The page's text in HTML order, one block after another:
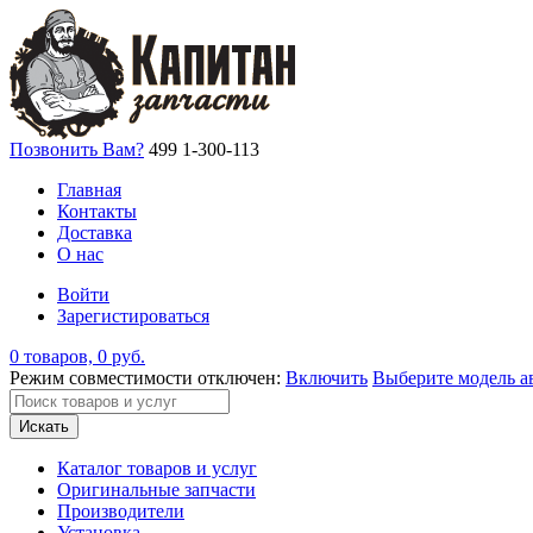
Позвонить Вам? 499 1-300-113
Главная
Контакты
Доставка
О нас
Войти
Зарегистироваться
0 товаров, 0 руб.
Режим совместимости отключен: Включить Выберите модель
Искать
Каталог товаров и услуг
Оригинальные запчасти
Производители